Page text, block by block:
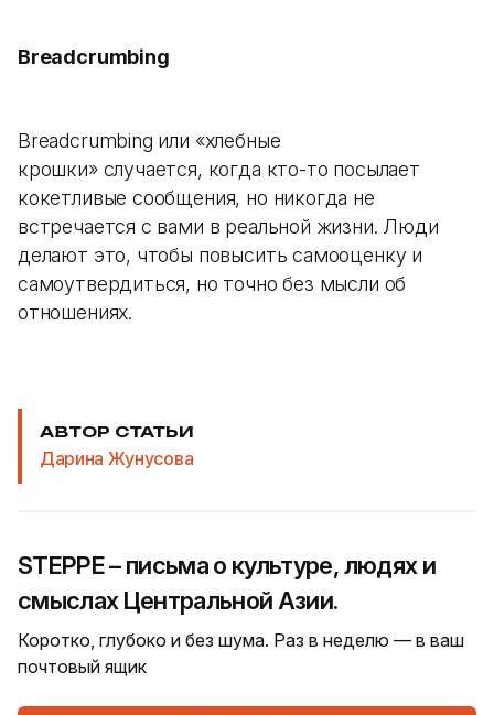
Breadcrumbing
Breadcrumbing или «хлебные
крошки» случается, когда кто-то посылает
кокетливые сообщения, но никогда не
встречается с вами в реальной жизни. Люди
делают это, чтобы повысить самооценку и
самоутвердиться, но точно без мысли об
отношениях.
АВТОР СТАТЬИ
Дарина Жунусова
STEPPE – письма о культуре, людях и
смыслах Центральной Азии.
Коротко, глубоко и без шума. Раз в неделю — в ваш
почтовый ящик